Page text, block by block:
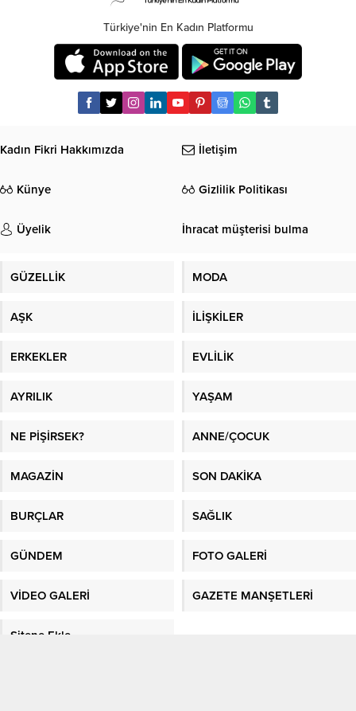
Türkiye'nin En Kadın Platformu
Kadın Fikri Hakkımızda İletişim
Künye Gizlilik Politikası
Üyelik İhracat müşterisi bulma
GÜZELLİK MODA
AŞK İLİŞKİLER
ERKEKLER EVLİLİK
AYRILIK YAŞAM
NE PİŞİRSEK? ANNE/ÇOCUK
MAGAZİN SON DAKİKA
BURÇLAR SAĞLIK
GÜNDEM FOTO GALERİ
VİDEO GALERİ GAZETE MANŞETLERİ
Sitene Ekle